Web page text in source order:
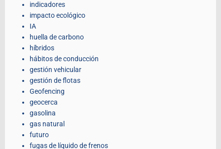
indicadores
impacto ecológico
IA
huella de carbono
híbridos
hábitos de conducción
gestión vehicular
gestión de flotas
Geofencing
geocerca
gasolina
gas natural
futuro
fugas de líquido de frenos